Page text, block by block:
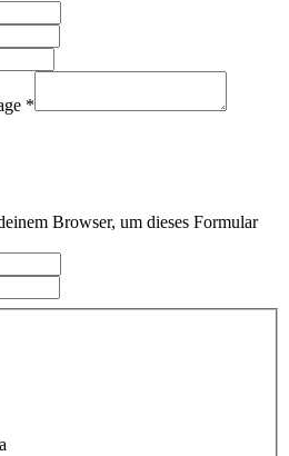
*
Browser, um dieses Formular